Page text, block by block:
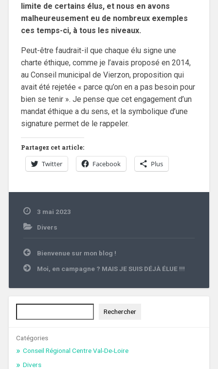
limite de certains élus, et nous en avons
malheureusement eu de nombreux exemples
ces temps-ci, à tous les niveaux.
Peut-être faudrait-il que chaque élu signe une
charte éthique, comme je l’avais proposé en 2014,
au Conseil municipal de Vierzon, proposition qui
avait été rejetée « parce qu’on en a pas besoin pour
bien se tenir ». Je pense que cet engagement d’un
mandat éthique a du sens, et la symbolique d’une
signature permet de le rappeler.
Partagez cet article:
Twitter Facebook Plus
3 mai 2023
Divers
Navigation
de
l’article
Bienvenue sur mon blog !
Moi, en campagne ? MAIS JE SUIS DÉJÀ ÉLUE !!!
Rechercher
Rechercher
Catégories
Conseil Régional Centre Val-De-Loire
Divers